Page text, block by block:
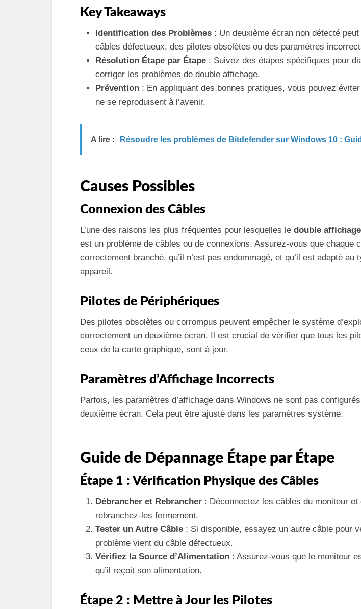
Key Takeaways
Identification des Problèmes : Un deuxième écran non détecté
câbles défectueux, des pilotes obsolètes ou des paramètres
Résolution Étape par Étape : Suivez des étapes spécifiques pour
corriger les problèmes de double affichage.
Prévention : En appliquant des bonnes pratiques, vous pouvez
ne se reproduisent à l’avenir.
A lire : Résoudre les problèmes de Bitdefender sur Windows 10 :
Causes Possibles
Connexion des Câbles
L’une des raisons les plus fréquentes pour lesquelles le double
est un problème de câbles ou de connexions. Assurez-vous que chaque
correctement branché, qu’il n’est pas endommagé, et qu’il est adapté au
appareil.
Pilotes de Périphériques
Des pilotes obsolètes ou corrompus peuvent empêcher le système
correctement un deuxième écran. Il est crucial de vérifier que tous les
ceux de la carte graphique, sont à jour.
Paramètres d’Affichage Incorrects
Parfois, les paramètres d’affichage dans Windows ne sont pas
deuxième écran. Cela peut être ajusté dans les paramètres système.
Guide de Dépannage Étape par Étape
Étape 1 : Vérification Physique des Câbles
Débrancher et Rebrancher : Déconnectez les câbles du moniteur et
rebranchez-les fermement.
Tester un Autre Câble : Si disponible, essayez un autre câble pour
problème vient du câble défectueux.
Vérifiez la Source d’Alimentation : Assurez-vous que le moniteur
qu’il reçoit son alimentation.
Étape 2 : Mettre à Jour les Pilotes